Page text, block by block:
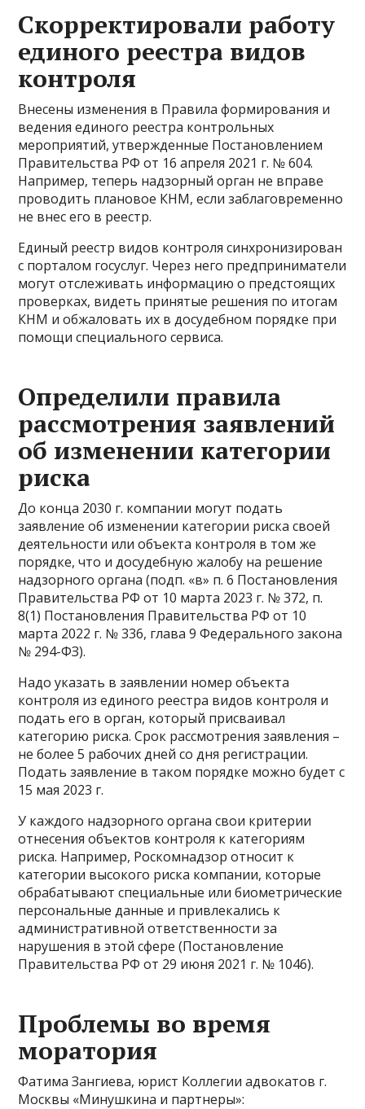
Скорректировали работу
единого реестра видов
контроля
Внесены изменения в Правила формирования и
ведения единого реестра контрольных
мероприятий, утвержденные Постановлением
Правительства РФ от 16 апреля 2021 г. № 604.
Например, теперь надзорный орган не вправе
проводить плановое КНМ, если заблаговременно
не внес его в реестр.
Единый реестр видов контроля синхронизирован
с порталом госуслуг. Через него предприниматели
могут отслеживать информацию о предстоящих
проверках, видеть принятые решения по итогам
КНМ и обжаловать их в досудебном порядке при
помощи специального сервиса.
Определили правила
рассмотрения заявлений
об изменении категории
риска
До конца 2030 г. компании могут подать
заявление об изменении категории риска своей
деятельности или объекта контроля в том же
порядке, что и досудебную жалобу на решение
надзорного органа (подп. «в» п. 6 Постановления
Правительства РФ от 10 марта 2023 г. № 372, п.
8(1) Постановления Правительства РФ от 10
марта 2022 г. № 336, глава 9 Федерального закона
№ 294-ФЗ).
Надо указать в заявлении номер объекта
контроля из единого реестра видов контроля и
подать его в орган, который присваивал
категорию риска. Срок рассмотрения заявления –
не более 5 рабочих дней со дня регистрации.
Подать заявление в таком порядке можно будет с
15 мая 2023 г.
У каждого надзорного органа свои критерии
отнесения объектов контроля к категориям
риска. Например, Роскомнадзор относит к
категории высокого риска компании, которые
обрабатывают специальные или биометрические
персональные данные и привлекались к
административной ответственности за
нарушения в этой сфере (Постановление
Правительства РФ от 29 июня 2021 г. № 1046).
Проблемы во время
моратория
Фатима Зангиева, юрист Коллегии адвокатов г.
Москвы «Минушкина и партнеры»: